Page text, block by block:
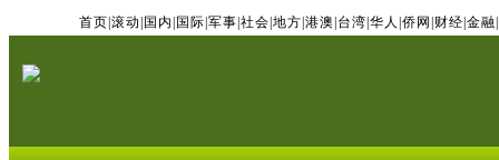
首页 滚动 国内 国际 军事 社会 地方 港澳 台湾 华人 侨网 财经 金融